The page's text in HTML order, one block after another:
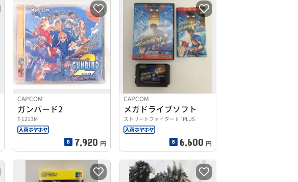
CAPCOM
ガンバード2
T-1213M
7,920 円
CAPCOM
メガドライブソフト
ストリートファイターⅡ´PLUS
6,600 円